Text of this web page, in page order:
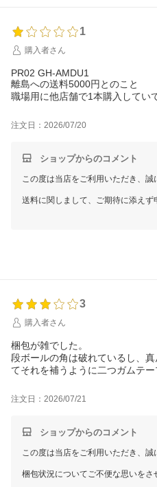
1
購入者さん
PR02 GH-AMDU1
離島への送料5000円とのこと
職場用に他店舗で1本購入してい
たらセールしてたのでポチりま
貴重な日本企業なのに。
注文日：2026/07/20
ショップからのコメント
この度は当店をご利用いただき、誠
送料に関しまして、ご期待に添えず
離島や山間部への配送は、地理的
3
購入者さん
梱包が雑でした。
段ボールの角は破れているし、
てそれを補うように二つガムテー
二つのガムテープを取ると透明
閉じていませんでした。
商品を検品したところ商品に傷
注文日：2026/07/21
ショップからのコメント
この度は当店をご利用いただき、誠
梱包状況についてご不便な思いをさ